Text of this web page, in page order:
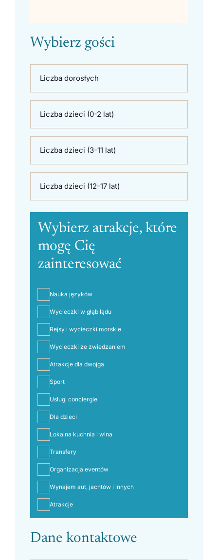
Wybierz gości
Liczba dorosłych
Liczba dzieci (0-2 lat)
Liczba dzieci (3-11 lat)
Liczba dzieci (12-17 lat)
Wybierz atrakcje, które
mogę Cię
zainteresować
Nauka języków
Wycieczki w głąb lądu
Rejsy i wycieczki morskie
Wycieczki ze zwiedzaniem
Atrakcje dla dwojga
Sport
Usługi conciergie
Dla dzieci
Lokalna kuchnia i wina
Transfery
Organizacja eventów
Wynajem aut, jachtów i innych
Atrakcje
Dane kontaktowe